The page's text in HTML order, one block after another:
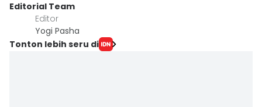
Editorial Team
Editor
Yogi Pasha
Tonton lebih seru di